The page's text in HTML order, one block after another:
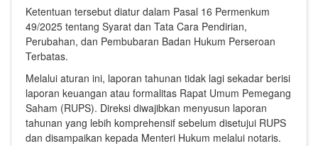
Ketentuan tersebut diatur dalam Pasal 16 Permenkum
49/2025 tentang Syarat dan Tata Cara Pendirian,
Perubahan, dan Pembubaran Badan Hukum Perseroan
Terbatas.
Melalui aturan ini, laporan tahunan tidak lagi sekadar berisi
laporan keuangan atau formalitas Rapat Umum Pemegang
Saham (RUPS). Direksi diwajibkan menyusun laporan
tahunan yang lebih komprehensif sebelum disetujui RUPS
dan disampaikan kepada Menteri Hukum melalui notaris.